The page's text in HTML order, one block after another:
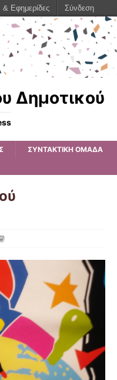
Δημοτικού
ΣΥΝΤΑΚΤΙΚΗ ΟΜΑΔΑ
& Εφημερίδες Σύνδεση